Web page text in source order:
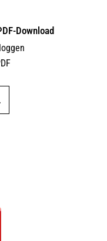
Download